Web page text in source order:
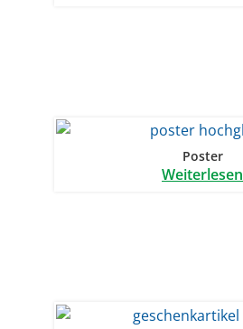
Poster
Weiterlesen